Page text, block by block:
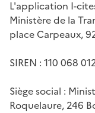
L'application I-
Ministère de la
place Carpeaux,
SIREN : 110 068
Siège social :
Roquelaure, 246